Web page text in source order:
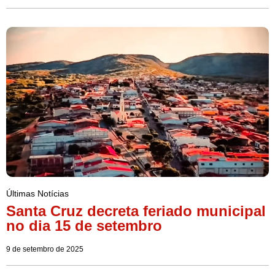
Últimas Notícias
Santa Cruz decreta feriado municipal
no dia 15 de setembro
9 de setembro de 2025